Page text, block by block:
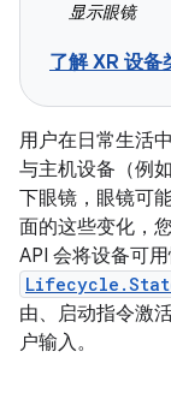
显示眼镜
了解 XR 设
用户在日常生活
与主机设备（例
下眼镜，眼镜可
面的这些变化，
API 会将设备可
由、启动指令激
户输入。